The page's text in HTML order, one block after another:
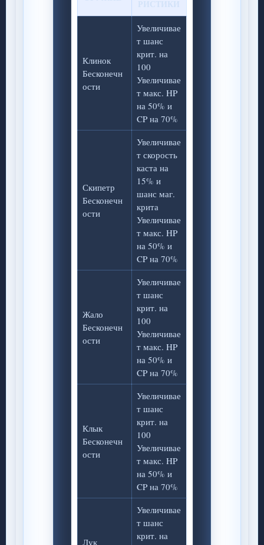
Клинок
Бесконечн
ости
Увеличивае
т шанс
крит. на
100
Увеличивае
т макс. HP
на 50% и
CP на 70%
Скипетр
Бесконечн
ости
Увеличивае
т скорость
каста на
15% и
шанс маг.
крита
Увеличивае
т макс. HP
на 50% и
CP на 70%
Жало
Бесконечн
ости
Увеличивае
т шанс
крит. на
100
Увеличивае
т макс. HP
на 50% и
CP на 70%
Клык
Бесконечн
ости
Увеличивае
т шанс
крит. на
100
Увеличивае
т макс. HP
на 50% и
CP на 70%
Лук
Увеличивае
т шанс
крит. на